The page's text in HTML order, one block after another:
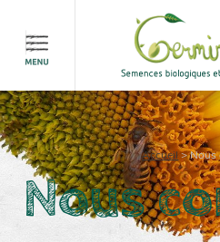
Accueil>Nous
Nous